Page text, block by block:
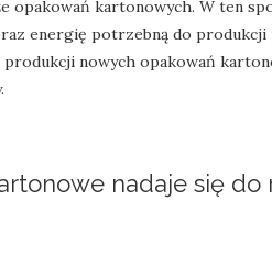
opakowań kartonowych. W ten
energię potrzebną do
nowych opakowań
nadaje się